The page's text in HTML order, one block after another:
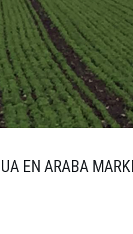
EN ARABA